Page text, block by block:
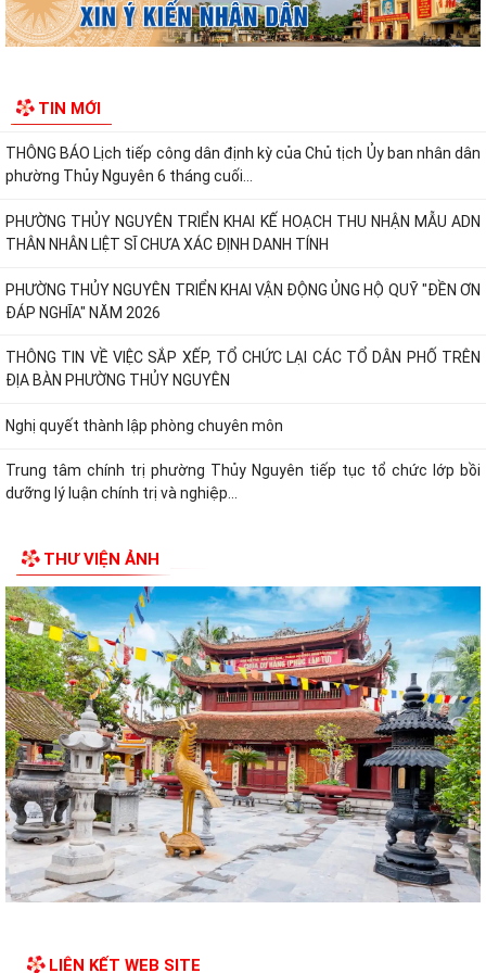
TIN MỚI
Công điện của UBND TP Hải Phòng về việc khẩn trương tập trung
phòng chống bão số 1 (bão MAYSAK) và...
CHO THÂN NHÂN CÁC PHƯỜNG HÒA BÌNH, THIÊN...
THÔNG BÁO Lịch tiếp công dân định kỳ của Chủ tịch Ủy ban nhân dân
phường Thủy Nguyên 6 tháng cuối...
PHƯỜNG THỦY NGUYÊN TRIỂN KHAI KẾ HOẠCH THU NHẬN MẪU ADN
THÂN NHÂN LIỆT SĨ CHƯA XÁC ĐỊNH DANH TÍNH
PHƯỜNG THỦY NGUYÊN TRIỂN KHAI VẬN ĐỘNG ỦNG HỘ QUỸ "ĐỀN ƠN
ĐÁP NGHĨA" NĂM 2026
THÔNG TIN VỀ VIỆC SẮP XẾP, TỔ CHỨC LẠI CÁC TỔ DÂN PHỐ TRÊN
ĐỊA BÀN PHƯỜNG THỦY NGUYÊN
Nghị quyết thành lập phòng chuyên môn
Trung tâm chính trị phường Thủy Nguyên tiếp tục tổ chức lớp bồi
dưỡng lý luận chính trị và nghiệp...
nhân đề nghị xét tặng danh hiệu nhà...
Thông báo giới thiệu chức danh và chữ ký của Chủ tịch, các Phó chủ
tịch UBND phường Thủy Nguyên...
Kế hoạch tuyên truyền chào mừng kỷ niệm các ngày lễ lớn trong
tháng 4, tháng 5 và Lễ hội Hoa phượng...
Hướng dẫn kích hoạt Sổ sức khỏe điện tử trên ứng dụng VNeID
UBND phường Thủy Nguyên tổ chức bế mạc và trao giải Giải đua
thuyền rồng truyền thống Đình Tân...
TUYÊN TRUYỀN NHÂN DÂN TĂNG CƯỜNG QUẢN LÝ, PHÂN LOẠI CHẤT
THẢI RẮN SINH HOẠT TẠI NGUỒN
THƯ VIỆN ẢNH
LIÊN KẾT WEB SITE